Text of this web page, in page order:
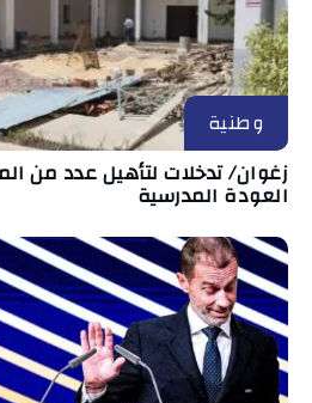
وطنية
زغوان/ تدخلات لتأهيل عدد من
العودة المدرسية